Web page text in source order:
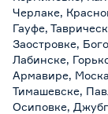
Черлаке,
Гауфе,
Заостровке,
Лабинске,
Армавире,
Тимашевске,
Осиповке,